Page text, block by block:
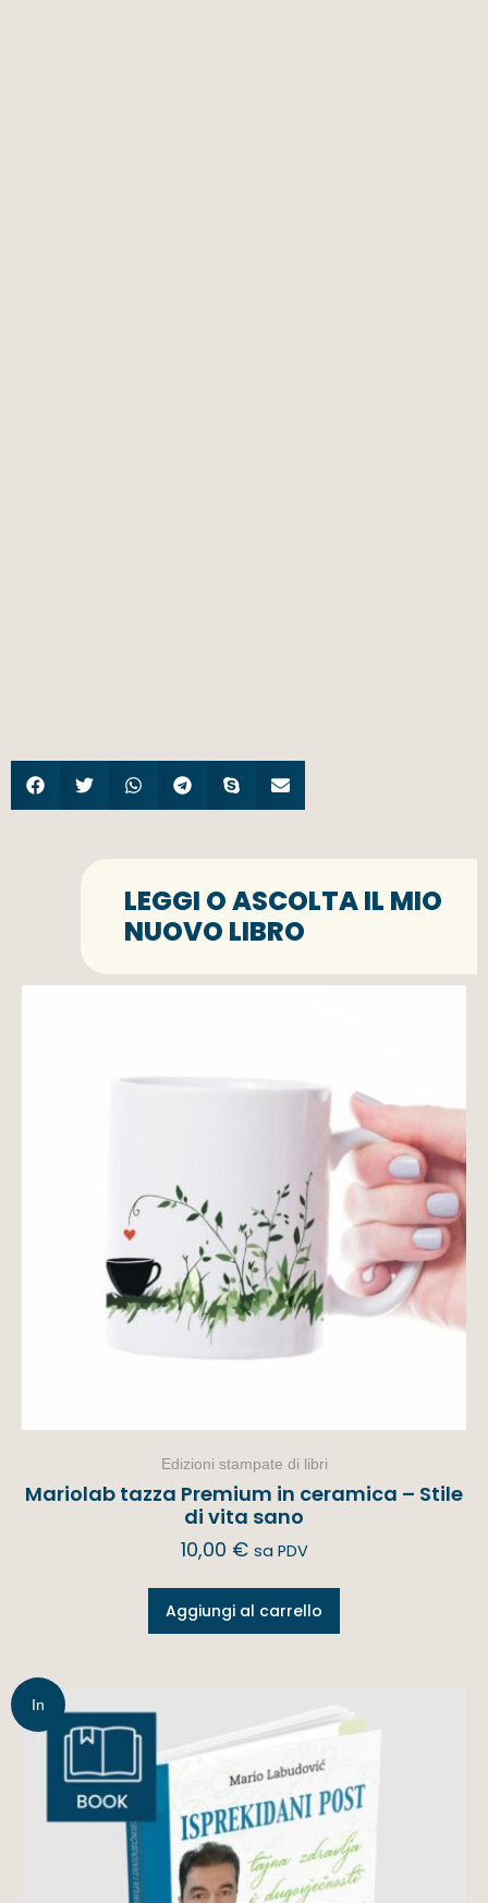
LEGGI O ASCOLTA IL MIO
NUOVO LIBRO
Edizioni stampate di libri
Mariolab tazza Premium in ceramica – Stile
di vita sano
10,00 € sa PDV
Aggiungi al carrello
In